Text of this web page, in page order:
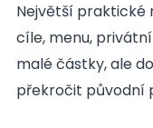
Největší praktické
cíle, menu,
malé částky, ale
překročit původní